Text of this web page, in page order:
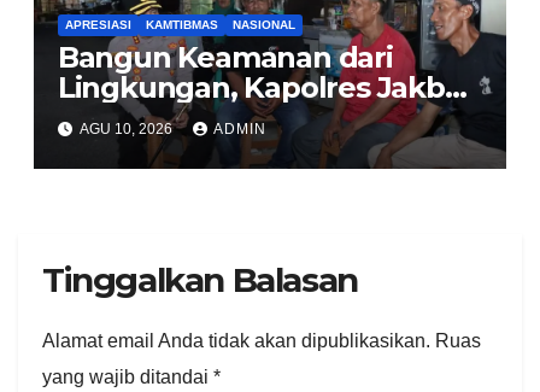
APRESIASI KAMTIBMAS NASIONAL
Bangun Keamanan dari
Lingkungan, Kapolres Jakbar
Ajak Warga Cengkareng
Aktifkan Siskamling
AGU 10, 2026 ADMIN
Tinggalkan Balasan
Alamat email Anda tidak akan dipublikasikan. Ruas
yang wajib ditandai *